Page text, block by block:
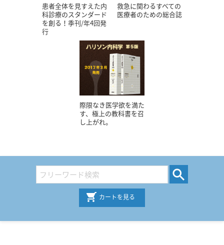
患者全体を見すえた内
科診療のスタンダード
を創る！季刊/年4回発
行
救急に関わるすべての
医療者のための総合誌
際限なき医学欲を満た
す、極上の教科書を召
し上がれ。
カートを見る